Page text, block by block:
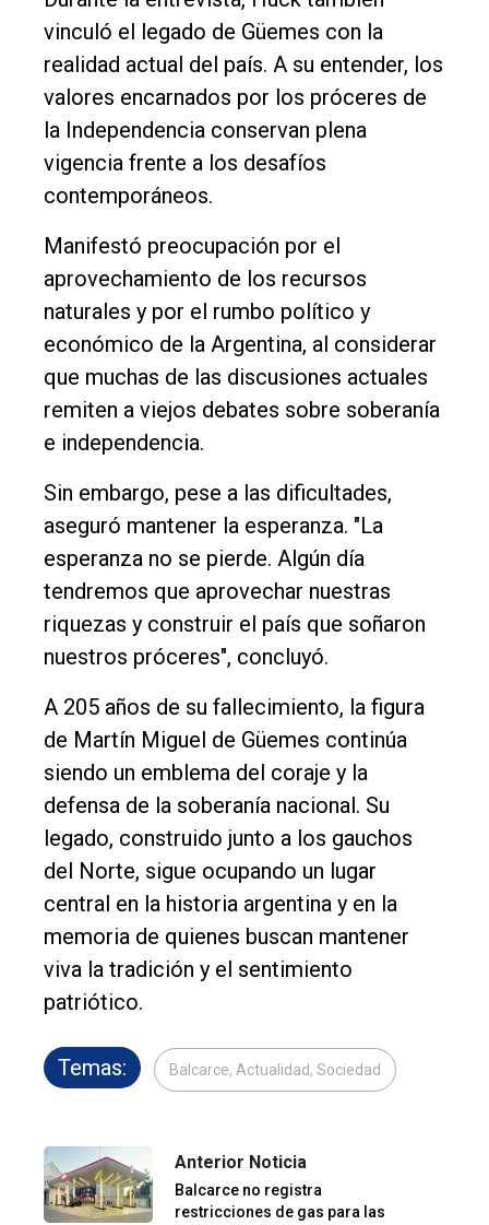
vinculó el legado de Güemes con la
realidad actual del país. A su entender, los
valores encarnados por los próceres de
la Independencia conservan plena
vigencia frente a los desafíos
contemporáneos.
Manifestó preocupación por el
aprovechamiento de los recursos
naturales y por el rumbo político y
económico de la Argentina, al considerar
que muchas de las discusiones actuales
remiten a viejos debates sobre soberanía
e independencia.
Sin embargo, pese a las dificultades,
aseguró mantener la esperanza. "La
esperanza no se pierde. Algún día
tendremos que aprovechar nuestras
riquezas y construir el país que soñaron
nuestros próceres", concluyó.
A 205 años de su fallecimiento, la figura
de Martín Miguel de Güemes continúa
siendo un emblema del coraje y la
defensa de la soberanía nacional. Su
legado, construido junto a los gauchos
del Norte, sigue ocupando un lugar
central en la historia argentina y en la
memoria de quienes buscan mantener
viva la tradición y el sentimiento
patriótico.
Temas: Balcarce, Actualidad, Sociedad
Anterior Noticia
Balcarce no registra
restricciones de gas para las